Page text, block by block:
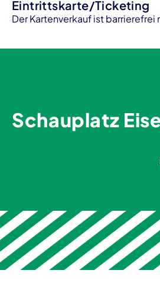
Eintrittskarte/Ticketing
Der Kartenverkauf ist barrierefrei
Schauplatz